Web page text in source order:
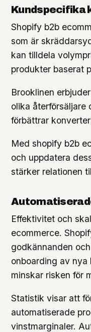
Kundspecifika
Shopify b2b
som är
kan tilldela
produkter baserat
Brooklinen
olika återförsäljare
förbättrar
Med shopify b2b
och uppdatera
stärker relationen
Effektivitet och
ecommerce.
godkännanden
onboarding av
minskar risken för
Statistik visar att
automatiserade
vinstmarginaler.